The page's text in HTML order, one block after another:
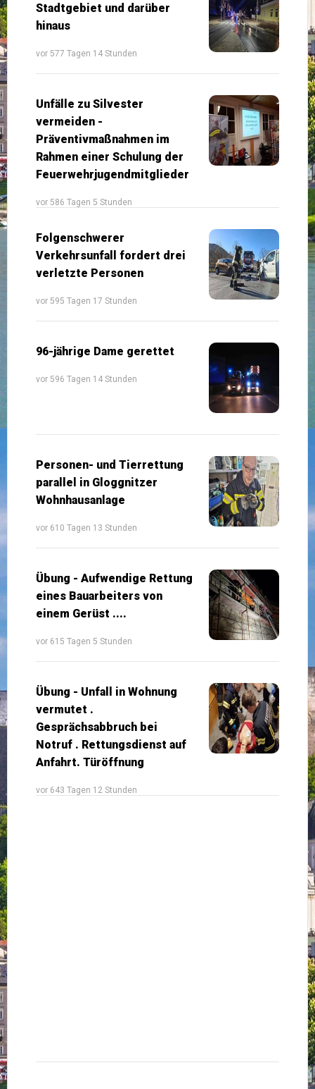
Stadtgebiet und darüber
hinaus
vor 577 Tagen 14 Stunden
Unfälle zu Silvester
vermeiden -
Präventivmaßnahmen im
Rahmen einer Schulung der
Feuerwehrjugendmitglieder
vor 586 Tagen 5 Stunden
Folgenschwerer
Verkehrsunfall fordert drei
verletzte Personen
vor 595 Tagen 17 Stunden
96-jährige Dame gerettet
vor 596 Tagen 14 Stunden
Personen- und Tierrettung
parallel in Gloggnitzer
Wohnhausanlage
vor 610 Tagen 13 Stunden
Übung - Aufwendige Rettung
eines Bauarbeiters von
einem Gerüst ....
vor 615 Tagen 5 Stunden
Übung - Unfall in Wohnung
vermutet .
Gesprächsabbruch bei
Notruf . Rettungsdienst auf
Anfahrt. Türöffnung
vor 643 Tagen 12 Stunden